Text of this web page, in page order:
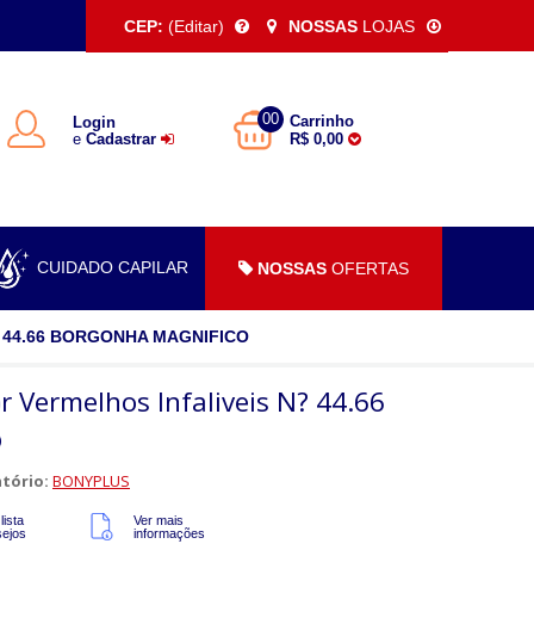
CEP: (Editar) NOSSAS LOJAS
Login
e Cadastrar
00
Carrinho
R$ 0,00
CUIDADO CAPILAR NOSSAS OFERTAS
BORGONHA MAGNIFICO
Vermelhos Infaliveis N? 44.66
BONYPLUS
Ver mais
informações